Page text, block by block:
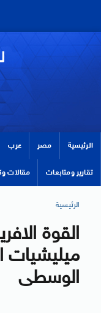
الرئيسية مصر عرب
تقارير ومتابعات مقالات
الرئيسية
القوة
ميليشيات
الوسطى